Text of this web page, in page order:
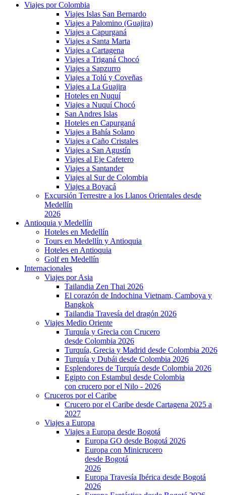
Viajes por Colombia
Viajes Islas San Bernardo
Viajes a Palomino (Guajira)
Viajes a Capurganá
Viajes a Santa Marta
Viajes a Cartagena
Viajes a Triganá Chocó
Viajes a Sapzurro
Viajes a Tolú y Coveñas
Viajes a La Guajira
Hoteles en Nuquí
Viajes a Nuquí Chocó
San Andres Islas
Hoteles en Capurganá
Viajes a Bahía Solano
Viajes a Caño Cristales
Viajes a San Agustín
Viajes al Eje Cafetero
Viajes a Santander
Viajes al Sur de Colombia
Viajes a Boyacá
Excursión Terrestre a los Llanos Orientales desde
Medellín
2026
Antioquia y Medellín
Hoteles en Medellín
Tours en Medellín y Antioquia
Hoteles en Antioquia
Golf en Medellín
Internacionales
Viajes por Asia
Tailandia Zen Thai 2026
El corazón de Indochina Vietnam, Camboya y
Bangkok
Tailandia Travesía del dragón 2026
Viajes Medio Oriente
Turquía y Grecia con Crucero
desde Colombia 2026
Turquía, Grecia y Madrid desde Colombia 2026
Turquía y Dubái desde Colombia 2026
Esplendores de Turquía desde Colombia 2026
Egipto con Estambul desde Colombia
con crucero por el Nilo - 2026
Cruceros por el Caribe
Crucero por el Caribe desde Cartagena 2025 a
2027
Viajes a Europa
Viajes a Europa desde Bogotá
Europa GO desde Bogotá 2026
Europa con Minicrucero
desde Bogotá
2026
Europa Travesía Ibérica desde Bogotá
2026